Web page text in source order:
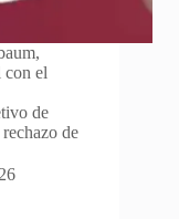
con el
de
de